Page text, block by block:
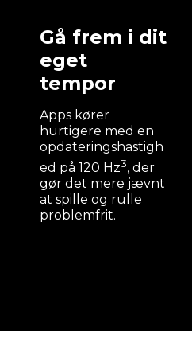
Gå frem i dit
eget
tempor
Apps kører
hurtigere med en
opdateringshastigh
ed på 120 Hz3, der
gør det mere jævnt
at spille og rulle
problemfrit.